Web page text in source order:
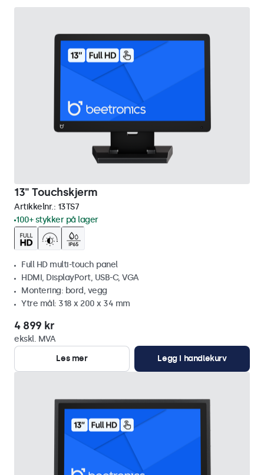
13" Touchskjerm
Artikkelnr.: 13TS7
100+ stykker på lager
Full HD multi-touch panel
HDMI, DisplayPort, USB-C, VGA
Montering: bord, vegg
Ytre mål: 318 x 200 x 34 mm
4 899 kr
ekskl. MVA
Les mer
Legg i handlekurv